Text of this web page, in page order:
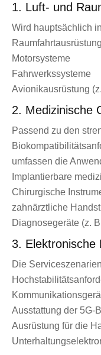
1. Luft- und
Wird hauptsächlich
Motorsysteme
Fahrwerkssysteme
Avionikausrüstung
2. Medizinische
Passend zu den
umfassen die
Implantierbare
Chirurgische
zahnärztliche
Diagnosegeräte (z.
3. Elektronische
Die
Ausstattung der 5G-
Ausrüstung für die